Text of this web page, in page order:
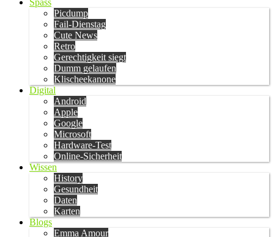
Spass
Picdump
Fail-Dienstag
Cute News
Retro
Gerechtigkeit siegt
Dumm gelaufen
Klischeekanone
Digital
Android
Apple
Google
Microsoft
Hardware-Test
Online-Sicherheit
Wissen
History
Gesundheit
Daten
Karten
Blogs
Emma Amour